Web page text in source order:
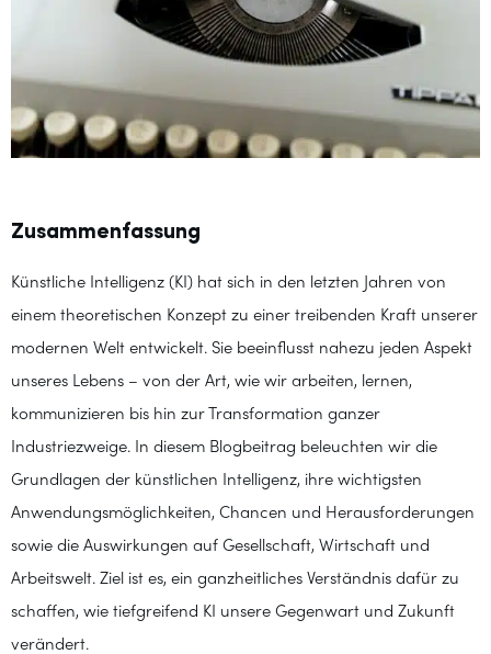
Zusammenfassung
Künstliche Intelligenz (KI) hat sich in den letzten Jahren von
einem theoretischen Konzept zu einer treibenden Kraft unserer
modernen Welt entwickelt. Sie beeinflusst nahezu jeden Aspekt
unseres Lebens – von der Art, wie wir arbeiten, lernen,
kommunizieren bis hin zur Transformation ganzer
Industriezweige. In diesem Blogbeitrag beleuchten wir die
Grundlagen der künstlichen Intelligenz, ihre wichtigsten
Anwendungsmöglichkeiten, Chancen und Herausforderungen
sowie die Auswirkungen auf Gesellschaft, Wirtschaft und
Arbeitswelt. Ziel ist es, ein ganzheitliches Verständnis dafür zu
schaffen, wie tiefgreifend KI unsere Gegenwart und Zukunft
verändert.